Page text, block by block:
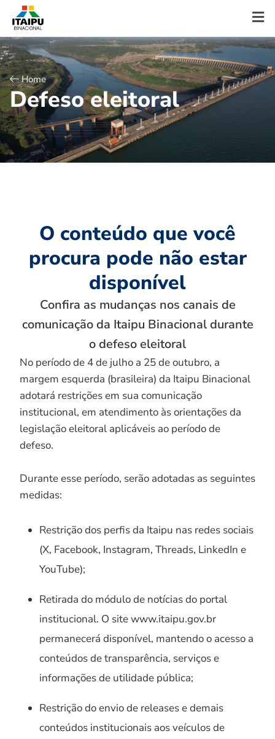
Home
Defeso eleitoral
O conteúdo que você
procura pode não estar
disponível
Confira as mudanças nos canais de
comunicação da Itaipu Binacional durante
o defeso eleitoral
No período de 4 de julho a 25 de outubro, a
margem esquerda (brasileira) da Itaipu Binacional
adotará restrições em sua comunicação
institucional, em atendimento às orientações da
legislação eleitoral aplicáveis ao período de
defeso.
Durante esse período, serão adotadas as seguintes
medidas:
Restrição dos perfis da Itaipu nas redes sociais
(X, Facebook, Instagram, Threads, LinkedIn e
YouTube);
Retirada do módulo de notícias do portal
institucional. O site www.itaipu.gov.br
permanecerá disponível, mantendo o acesso a
conteúdos de transparência, serviços e
informações de utilidade pública;
Restrição do envio de releases e demais
conteúdos institucionais aos veículos de